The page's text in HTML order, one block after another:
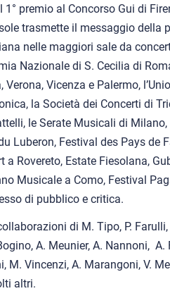
1° premio al Concorso Gui di
trasmette il messaggio della
nelle maggiori sale da
Nazionale di S. Cecilia di
Verona, Vicenza e Palermo,
la Società dei Concerti di
le Serate Musicali di
Luberon, Festival des Pays de
a Rovereto, Estate Fiesolana,
Musicale a Como, Festival
di pubblico e critica.
di M. Tipo, P. Farulli,
A. Meunier, A. Nannoni, A.
M. Vincenzi, A. Marangoni, V.
altri.